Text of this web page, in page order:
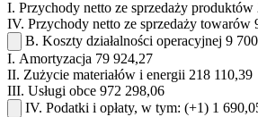
I. Przychody netto ze sprzedaży produktów
IV. Przychody netto ze sprzedaży towarów
B. Koszty działalności operacyjnej 9
I. Amortyzacja 79 924,27
II. Zużycie materiałów i energii 218 110,39
III. Usługi obce 972 298,06
IV. Podatki i opłaty, w tym: (+1) 1